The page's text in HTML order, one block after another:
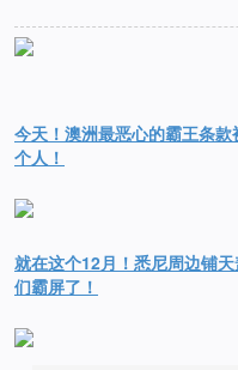
今天！澳洲最恶心的霸王条
个人！
就在这个12月！悉尼周边铺
们霸屏了！